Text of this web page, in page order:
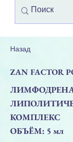
ZAN FACTOR
КОМПЛЕКС
ОБЪЁМ: 5 мл
Назад